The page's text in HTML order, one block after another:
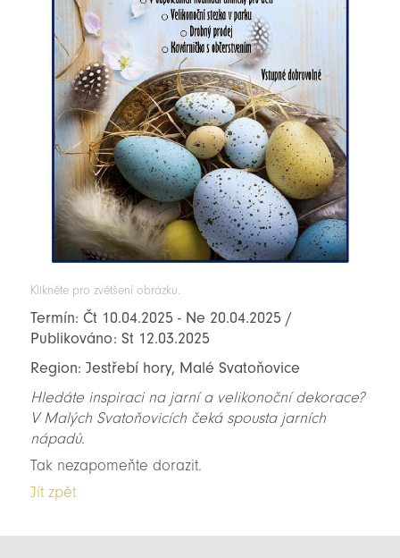
Klikněte pro zvětšení obrázku.
Termín: Čt 10.04.2025 - Ne 20.04.2025 /
Publikováno: St 12.03.2025
Region: Jestřebí hory, Malé Svatoňovice
Hledáte inspiraci na jarní a velikonoční dekorace?
V Malých Svatoňovicích čeká spousta jarních
nápadů.
Tak nezapomeňte dorazit.
Jít zpět